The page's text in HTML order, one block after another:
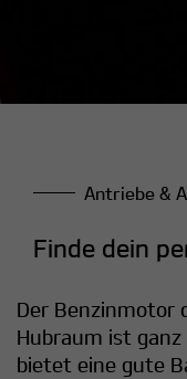
Antriebe &
Finde dein
Der Benzinmotor
Hubraum ist
bietet eine gute